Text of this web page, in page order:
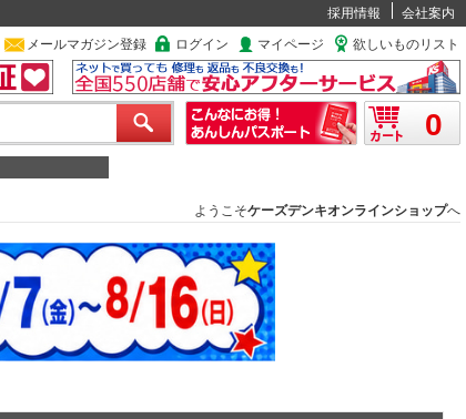
採用情報
会社案内
メールマガジン登録 ログイン マイページ 欲しいものリスト
0
ようこそケーズデンキオンラインショップへ